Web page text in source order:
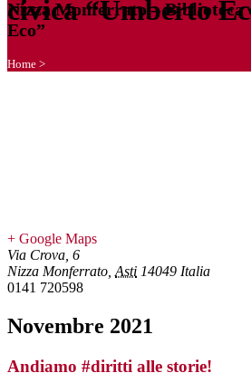
Nizza Monferrato – Biblioteca
Eco”
Home >
civica “Umberto
+ Google Maps
Via Crova, 6
Nizza Monferrato Asti 14049 Italia
0141 720598
Novembre 2021
Andiamo #diritti alle storie!